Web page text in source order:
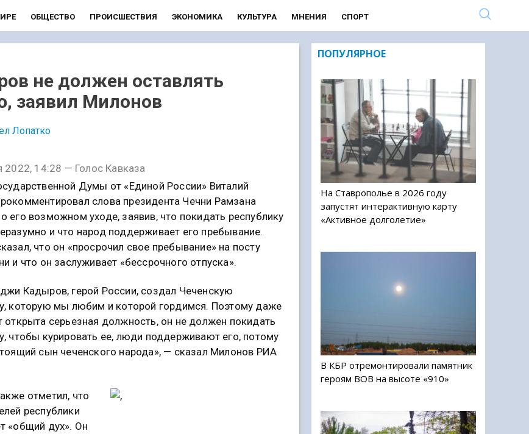
ОБЩЕСТВО ПРОИСШЕСТВИЯ ЭКОНОМИКА КУЛЬТУРА МНЕНИЯ СПОРТ
не должен оставлять
заявил Милонов
Лопатко
2022, 14:28 — Голос Кавказа
Думы от «Единой России» Виталий
слова президента Чечни Рамзана
его возможном уходе, заявив, что покидать республику
и что народ поддерживает его пребывание.
что он «просрочил свое пребывание» на посту
и что он заслуживает «бессрочного отпуска».
Кадыров, герой России, создал Чеченскую
которую мы любим и которой гордимся. Поэтому даже
открыта серьезная должность, он не должен покидать
чтобы курировать ее, люди поддерживают его, потому
сын чеченского народа», — сказал Милонов РИА
отметил, что
республики
«общий дух». Он
ПОПУЛЯРНОЕ
На Ставрополье в 2026 году
запустят интерактивную карту
«Активное долголетие»
В КБР отремонтировали памятник
героям ВОВ на высоте «910»